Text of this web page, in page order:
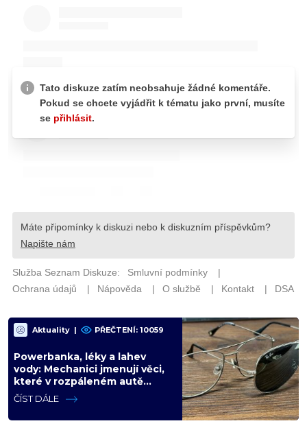
Aktuality | PŘEČTENÍ: 10059
Powerbanka, léky a lahev
vody: Mechanici jmenují věci,
které v rozpáleném autě
nemají co dělat. Hrozí i požár
ČÍST DÁLE